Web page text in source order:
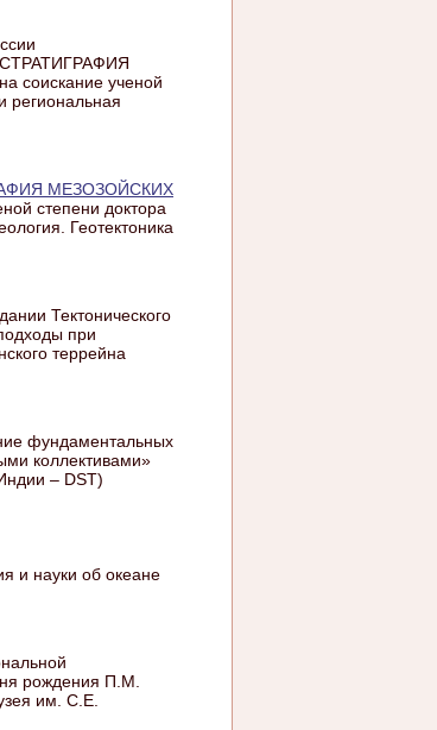
СТРАТИГРАФИЯ
ученой
региональная
МЕЗОЗОЙСКИХ
степени доктора
Геотектоника
Тектонического
при
террейна
фундаментальных
коллективами»
– DST)
и науки об океане
рождения П.М.
им. С.Е.